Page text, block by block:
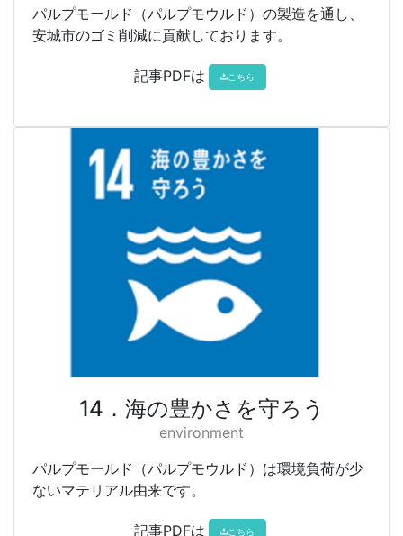
パルプモールド（パルプモウルド）の製造を通し、
安城市のゴミ削減に貢献しております。
記事PDFは こちら
14．海の豊かさを守ろう
environment
パルプモールド（パルプモウルド）は環境負荷が少
ないマテリアル由来です。
記事PDFは こちら